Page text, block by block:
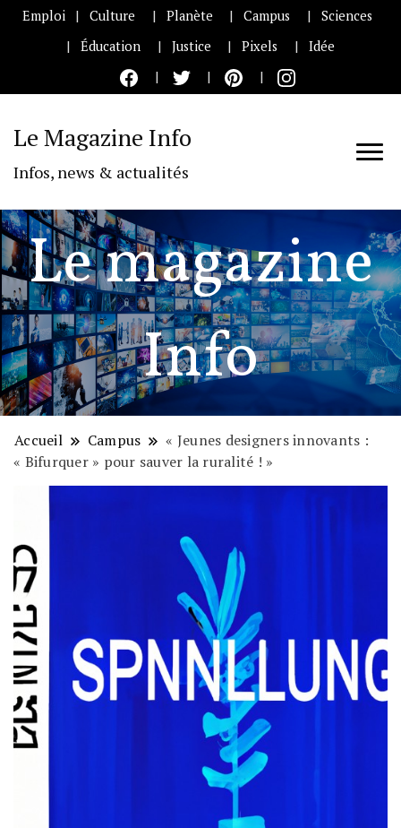
Emploi Culture Planète Campus
Sciences
Éducation
Justice Pixels Idée
Le Magazine Info
Infos, news & actualités
Le magazine
Info
Accueil Campus
« Jeunes designers innovants :
« Bifurquer » pour sauver la ruralité ! »